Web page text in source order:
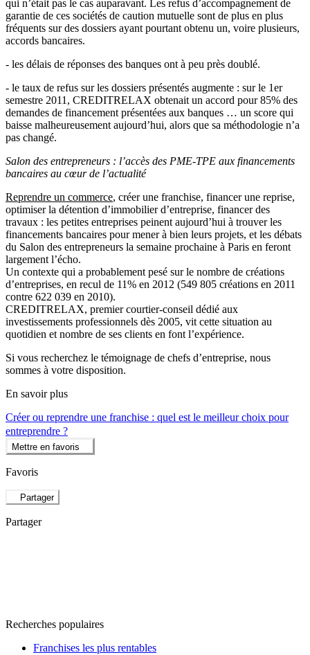
qui n’était pas le cas auparavant. Les refus d’accompagnement de
garantie de ces sociétés de caution mutuelle sont de plus en plus
fréquents sur des dossiers ayant pourtant obtenu un, voire plusieurs,
accords bancaires.
- les délais de réponses des banques ont à peu près doublé.
- le taux de refus sur les dossiers présentés augmente : sur le 1er
semestre 2011, CREDITRELAX obtenait un accord pour 85% des
demandes de financement présentées aux banques … un score qui
baisse malheureusement aujourd’hui, alors que sa méthodologie n’a
pas changé.
Salon des entrepreneurs : l’accès des PME-TPE aux financements
bancaires au cœur de l’actualité
Reprendre un commerce, créer une franchise, financer une reprise,
optimiser la détention d’immobilier d’entreprise, financer des
travaux : les petites entreprises peinent aujourd’hui à trouver les
financements bancaires pour mener à bien leurs projets, et les débats
du Salon des entrepreneurs la semaine prochaine à Paris en feront
largement l’écho.
Un contexte qui a probablement pesé sur le nombre de créations
d’entreprises, en recul de 11% en 2012 (549 805 créations en 2011
contre 622 039 en 2010).
CREDITRELAX, premier courtier-conseil dédié aux
investissements professionnels dès 2005, vit cette situation au
quotidien et nombre de ses clients en font l’expérience.
Si vous recherchez le témoignage de chefs d’entreprise, nous
sommes à votre disposition.
En savoir plus
Créer ou reprendre une franchise : quel est le meilleur choix pour
entreprendre ?
Mettre en favoris
Favoris
Partager
Partager
Recherches populaires
Franchises les plus rentables